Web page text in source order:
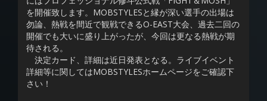
を開催致します。MOBSTYLESと縁が深い選手の出場は
勿論、熱戦を間近で観戦できるO-EAST大会、過去二回の
開催でも大いに盛り上がったが、今回は更なる熱戦が期
待される。
決定カード、詳細は近日発表となる。ライブイベント
詳細等に関してはMOBSTYLESホームページをご確認下
さい！